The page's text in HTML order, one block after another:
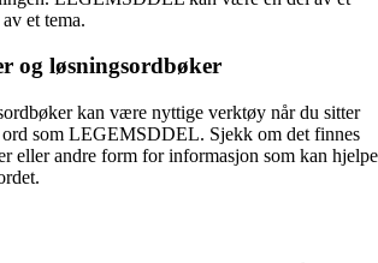
et tema.
og løsningsordbøker
kan være nyttige verktøy når du sitter
ord som LEGEMSDDEL. Sjekk om det finnes
eller andre form for informasjon som kan hjelpe